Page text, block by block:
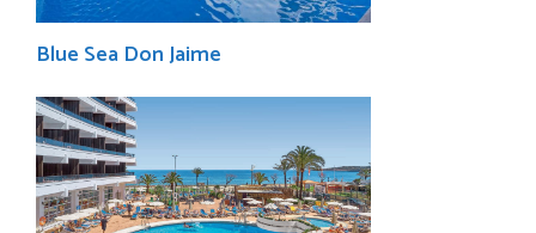
Blue Sea Don Jaime